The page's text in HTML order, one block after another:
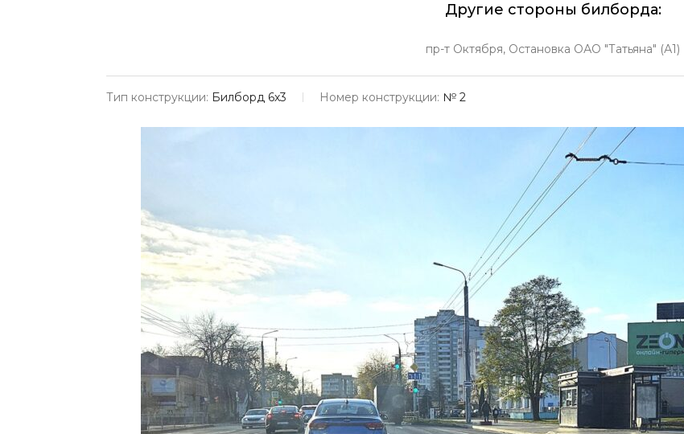
Другие стороны билборда:
пр-т Октября, Остановка ОАО "Татьяна" (А1)
Тип конструкции: Билборд 6х3 Номер конструкции: № 2